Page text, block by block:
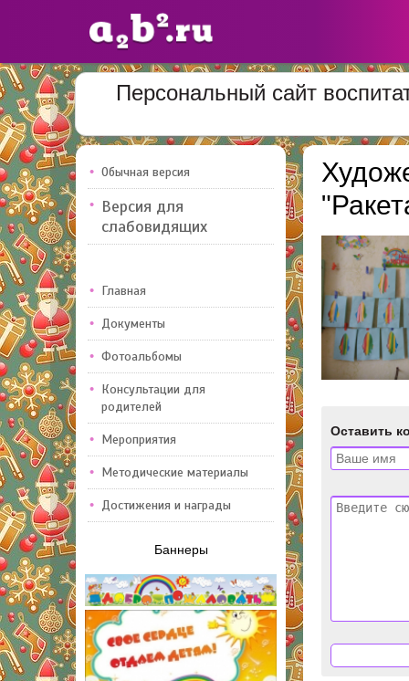
педагогов
Персональный сайт
Обычная версия
Версия для
слабовидящих
Главная
Документы
Фотоальбомы
Консультации для
родителей
Мероприятия
Методические материалы
Достижения и награды
Баннеры
Оставить